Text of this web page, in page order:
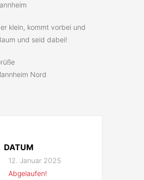
klein, kommt vorbei und
und seid dabei!
Nord
DATUM
12. Januar 2025
Abgelaufen!